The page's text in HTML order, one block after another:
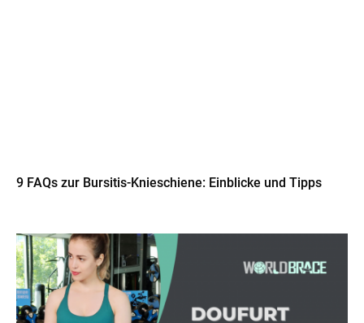
9 FAQs zur Bursitis-Knieschiene: Einblicke und Tipps